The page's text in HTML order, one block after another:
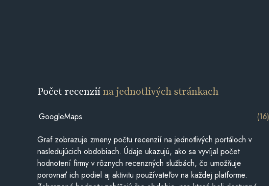
Počet recenziína jednotlivých stránkach
GoogleMaps (16)
Graf zobrazuje zmeny počtu recenzií na jednotlivých portáloch v
nasledujúcich obdobiach. Údaje ukazujú, ako sa vyvíjal počet
hodnotení firmy v rôznych recenzných službách, čo umožňuje
porovnať ich podiel aj aktivitu používateľov na každej platforme.